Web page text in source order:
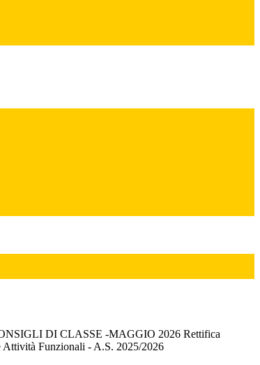
DI CLASSE -MAGGIO 2026 Rettifica
Attività Funzionali - A.S. 2025/2026